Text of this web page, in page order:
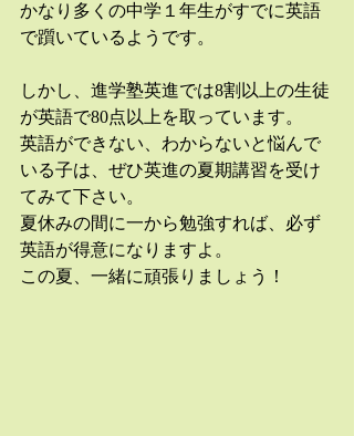
かなり多くの中学１年生がすでに英語
で躓いているようです。
しかし、進学塾英進では8割以上の生徒
が英語で80点以上を取っています。
英語ができない、わからないと悩んで
いる子は、ぜひ英進の夏期講習を受け
てみて下さい。
夏休みの間に一から勉強すれば、必ず
英語が得意になりますよ。
この夏、一緒に頑張りましょう！